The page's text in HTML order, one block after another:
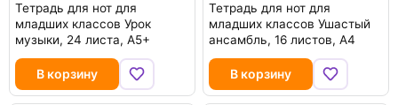
Тетрадь для нот для
младших классов Урок
музыки, 24 листа, А5+
В корзину
Тетрадь для нот для
младших классов Ушастый
ансамбль, 16 листов, А4
В корзину